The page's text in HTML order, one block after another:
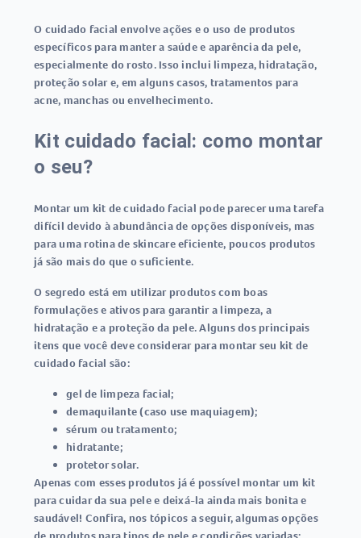
O cuidado facial envolve ações e o uso de produtos
específicos para manter a saúde e aparência da pele,
especialmente do rosto. Isso inclui limpeza, hidratação,
proteção solar e, em alguns casos, tratamentos para
acne, manchas ou envelhecimento.
Kit cuidado facial: como montar
o seu?
Montar um kit de cuidado facial pode parecer uma tarefa
difícil devido à abundância de opções disponíveis, mas
para uma rotina de skincare eficiente, poucos produtos
já são mais do que o suficiente.
O segredo está em utilizar produtos com boas
formulações e ativos para garantir a limpeza, a
hidratação e a proteção da pele. Alguns dos principais
itens que você deve considerar para montar seu kit de
cuidado facial são:
gel de limpeza facial;
demaquilante (caso use maquiagem);
sérum ou tratamento;
hidratante;
protetor solar.
Apenas com esses produtos já é possível montar um kit
para cuidar da sua pele e deixá-la ainda mais bonita e
saudável! Confira, nos tópicos a seguir, algumas opções